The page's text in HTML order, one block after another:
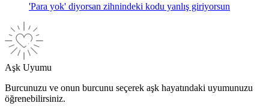
'Para yok' diyorsan zihnindeki kodu yanlış giriyorsun
Aşk Uyumu
Burcunuzu ve onun burcunu seçerek aşk hayatındaki uyumunuzu
öğrenebilirsiniz.